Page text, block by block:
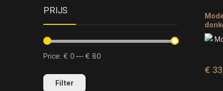
€
PRIJS
Filter
Price:€ 0 —€ 80